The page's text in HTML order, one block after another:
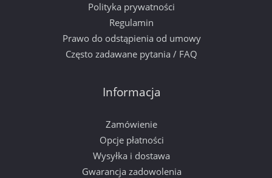
Polityka prywatności
Regulamin
Prawo do odstąpienia od umowy
Często zadawane pytania / FAQ
Informacja
Zamówienie
Opcje płatności
Wysyłka i dostawa
Gwarancja zadowolenia